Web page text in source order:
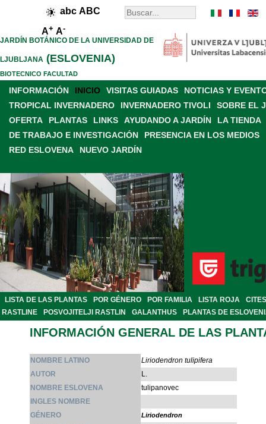
abc ABC
A+ A-
JARDÍN BOTÁNICO DE LA UNIVERSIDAD DE
LJUBLJANA (ESLOVENIA)
BIOTECNICO FACULTAD
INFORMACIÓN INICIO VISITAS GUIADAS
NOTICIAS Y
TROPICAL INVERNADERO
INVERNADERO TIVOLI
SOBRE EL
OFERTA
PLANTAS LINKS AYUDANDO A JARDÍN
LA TIENDA
DE TRABAJO E INVESTIGACIÓN
PRESENCIA EN LOS MEDIOS
RED ESLOVENA
NUEVO JARDÍN
LISTA DE LAS PLANTAS POR GÉNERO POR FAMILIA LISTA ROJA
CITES
RASTLINE
POSVOJITELJI RASTLIN GALANTHUS PLANTAS DE
INFORMACIÓN GENERAL DE LAS
NOMBRE LATINO
Liriodendron tulipifera
AUTOR
L.
NOMBRE ESLOVENA
tulipanovec
INGLES NOMBRE
GÉNERO
Liriodendron